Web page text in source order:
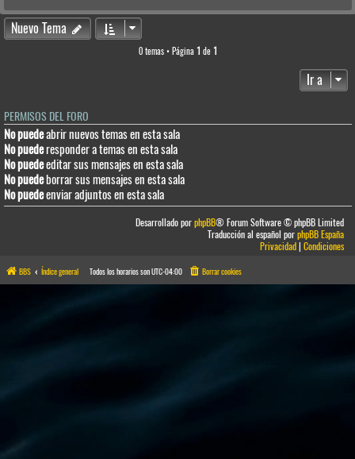
Nuevo Tema
0 temas • Página 1 de 1
Ir a
PERMISOS DEL FORO
No puedeabrir nuevos temas en esta sala
No puederesponder a temas en esta sala
No puedeeditar sus mensajes en esta sala
No puedeborrar sus mensajes en esta sala
No puedeenviar adjuntos en esta sala
Desarrollado porphpBB® Forum Software © phpBB Limited
Traducción al español porphpBB España
Privacidad|Condiciones
BBS Índice general Todos los horarios sonUTC-04:00 Borrar cookies